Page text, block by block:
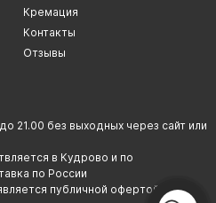
Кремация
Контакты
Отзывы
21.00 без выходных через сайт или
в Кудрово и по
по России
публичной офертой